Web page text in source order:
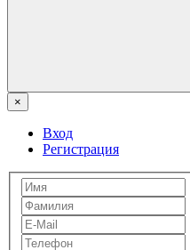
×
Вход
Регистрация